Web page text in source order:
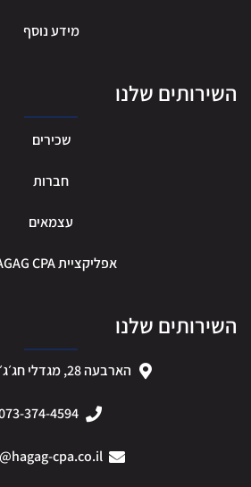
מידע נוסף
שלנו
שכירים
חברות
עצמאים
אפליקציית HAGAG CPA
שלנו
הארבעה 28, מגדלי חג׳ג׳, תל אביב
073-374-4594
info@hagag-cpa.co.il